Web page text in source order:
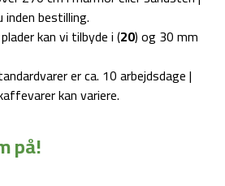
bestilling.
kan vi tilbyde i (20) og 30 mm
er ca. 10 arbejdsdage |
kan variere.
på!